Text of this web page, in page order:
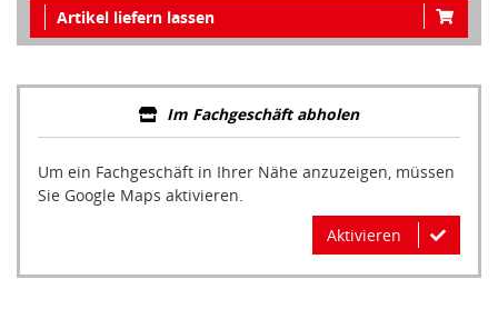
Artikel liefern lassen
Im Fachgeschäft abholen
Um ein Fachgeschäft in Ihrer Nähe anzuzeigen, müssen
Sie Google Maps aktivieren.
Aktivieren